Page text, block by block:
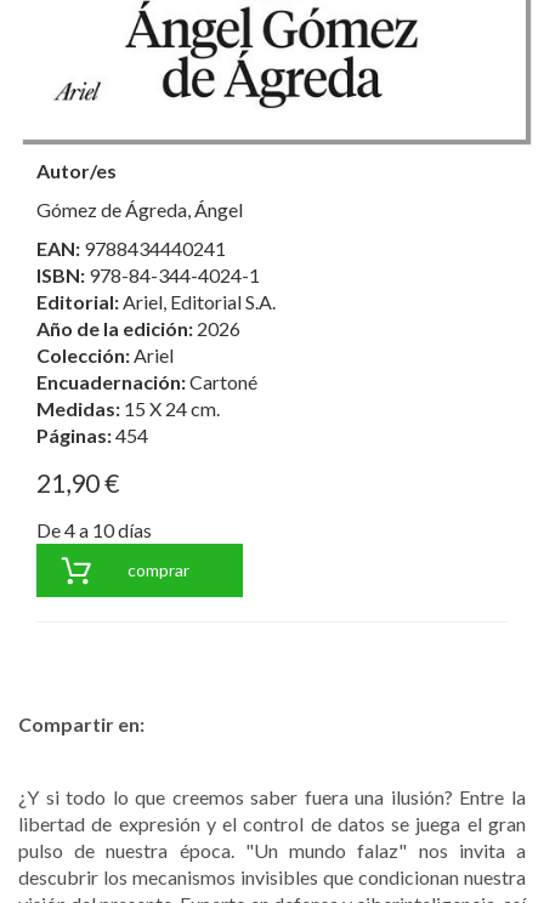
Autor/es
Gómez de Ágreda, Ángel
EAN: 9788434440241
ISBN: 978-84-344-4024-1
Editorial: Ariel, Editorial S.A.
Año de la edición: 2026
Colección: Ariel
Encuadernación:Cartoné
Medidas: 15 X 24 cm.
Páginas:454
21,90 €
De 4 a 10 días
comprar
Compartir en:
¿Y si todo lo que creemos saber fuera una ilusión? Entre la
libertad de expresión y el control de datos se juega el gran
pulso de nuestra época. "Un mundo falaz" nos invita a
descubrir los mecanismos invisibles que condicionan nuestra